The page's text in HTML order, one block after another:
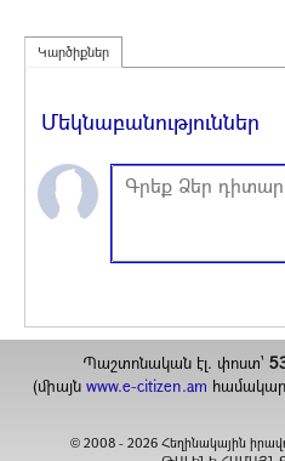
Կարծիքներ
Մեկնաբանություններ
Պաշտոնական էլ. փոստ`
(միայն www.e-citizen.am
© 2008 -2026 Հեղինակային